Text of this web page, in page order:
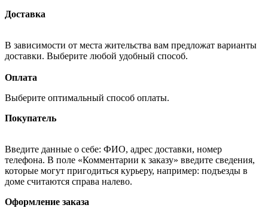
Доставка
В зависимости от места жительства вам предложат варианты
доставки. Выберите любой удобный способ.
Оплата
Выберите оптимальный способ оплаты.
Покупатель
Введите данные о себе: ФИО, адрес доставки, номер
телефона. В поле «Комментарии к заказу» введите сведения,
которые могут пригодиться курьеру, например: подъезды в
доме считаются справа налево.
Оформление заказа